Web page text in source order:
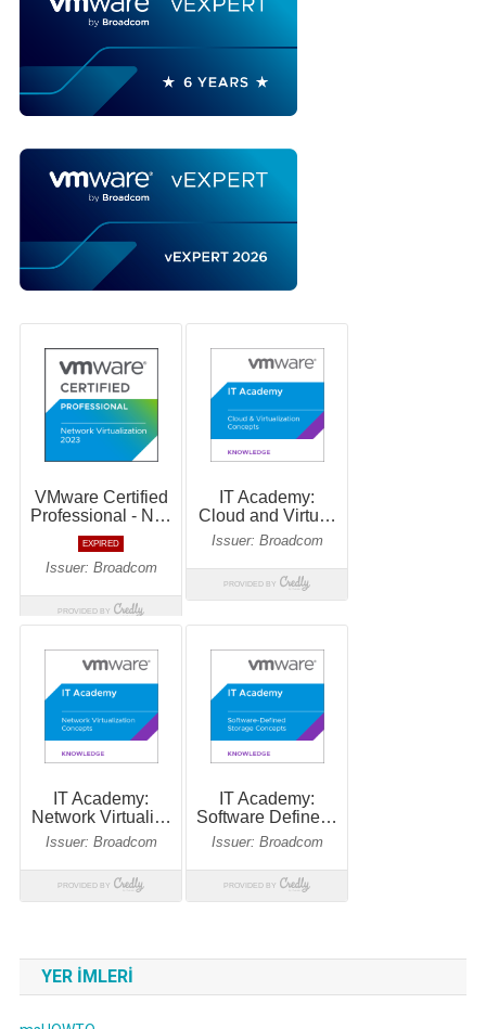
YER IMLERI